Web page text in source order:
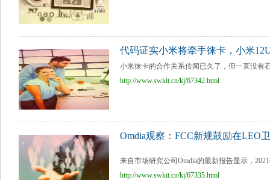
代码证实小米将牵手徕卡，小米
小米徕卡的合作关系传闻已久了，但一直没有
http://www.swkit.cn/kj/67342.html
Omdia观察：FCC新规鼓励在LEO
来自市场研究公司Omdia的最新报告显示，
http://www.swkit.cn/kj/67335.html